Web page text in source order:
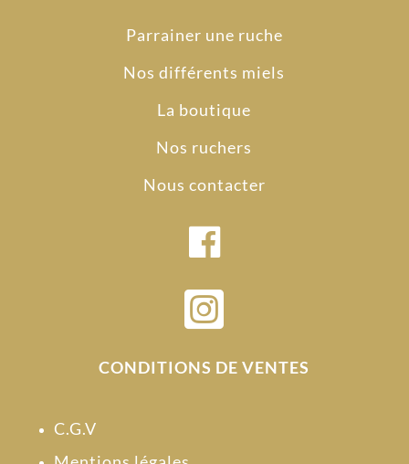
Parrainer une ruche
Nos différents miels
La boutique
Nos ruchers
Nous contacter

CONDITIONS DE VENTES
C.G.V